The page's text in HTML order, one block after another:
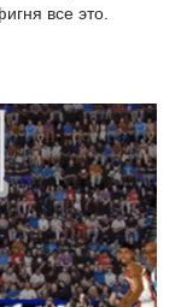
все это.